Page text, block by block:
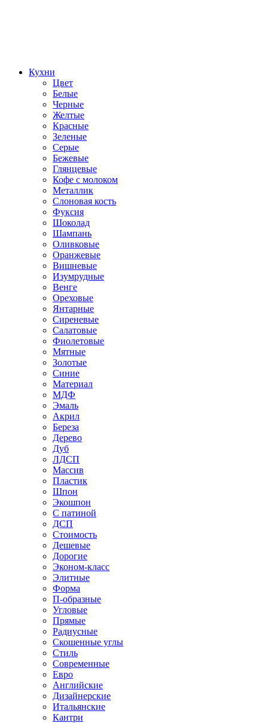
Кухни
Цвет
Белые
Черные
Желтые
Красные
Зеленые
Серые
Бежевые
Глянцевые
Кофе с молоком
Металлик
Слоновая кость
Фуксия
Шоколад
Шампань
Оливковые
Оранжевые
Вишневые
Изумрудные
Венге
Ореховые
Янтарные
Сиреневые
Салатовые
Фиолетовые
Мятные
Золотые
Синие
Материал
МДФ
Эмаль
Акрил
Береза
Дерево
Дуб
ЛДСП
Массив
Пластик
Шпон
Экошпон
С патиной
ДСП
Стоимость
Дешевые
Дорогие
Эконом-класс
Элитные
Форма
П-образные
Угловые
Прямые
Радиусные
Скошенные углы
Стиль
Современные
Евро
Английские
Дизайнерские
Итальянские
Кантри